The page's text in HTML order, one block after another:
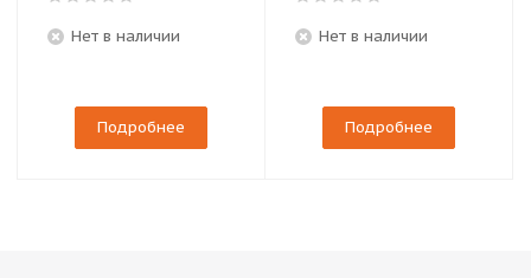
Нет в наличии
Подробнее
Нет в наличии
Подробнее